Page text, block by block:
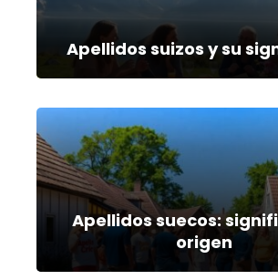
Apellidos suizos y su
Apellidos suecos:
origen